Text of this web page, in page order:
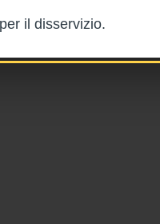
il disservizio.